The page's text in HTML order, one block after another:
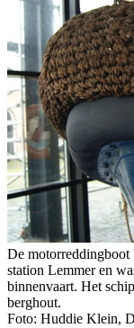
De motorreddingboot
station Lemmer en
binnenvaart. Het
berghout.
Foto: Huddie Klein,